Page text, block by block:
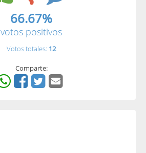
66.67%
votos positivos
Votos totales: 12
Comparte: